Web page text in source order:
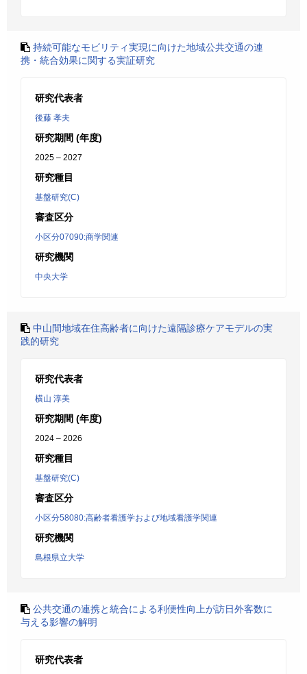
持続可能なモビリティ実現に向けた地域公共交通の連
携・統合効果に関する実証研究
研究代表者
後藤 孝夫
研究期間 (年度)
2025 – 2027
研究種目
基盤研究(C)
審査区分
小区分07090:商学関連
研究機関
中央大学
中山間地域在住高齢者に向けた遠隔診療ケアモデルの実
践的研究
研究代表者
横山 淳美
研究期間 (年度)
2024 – 2026
研究種目
基盤研究(C)
審査区分
小区分58080:高齢者看護学および地域看護学関連
研究機関
島根県立大学
公共交通の連携と統合による利便性向上が訪日外客数に
与える影響の解明
研究代表者